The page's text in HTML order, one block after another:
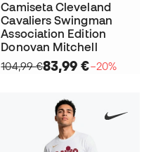
Camiseta Cleveland
Cavaliers Swingman
Association Edition
Donovan Mitchell
104,99 €83,99 €−20%